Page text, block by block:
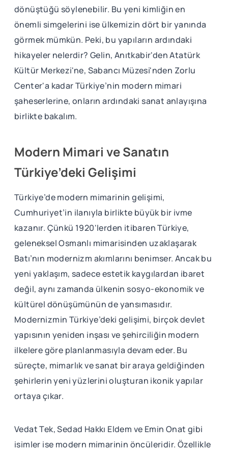
dönüştüğü söylenebilir. Bu yeni kimliğin en
önemli simgelerini ise ülkemizin dört bir yanında
görmek mümkün. Peki, bu yapıların ardındaki
hikayeler nelerdir? Gelin, Anıtkabir'den Atatürk
Kültür Merkezi'ne, Sabancı Müzesi'nden Zorlu
Center'a kadar Türkiye’nin modern mimari
şaheserlerine, onların ardındaki sanat anlayışına
birlikte bakalım.
Modern Mimari ve Sanatın
Türkiye’deki Gelişimi
Türkiye’de modern mimarinin gelişimi,
Cumhuriyet’in ilanıyla birlikte büyük bir ivme
kazanır. Çünkü 1920'lerden itibaren Türkiye,
geleneksel Osmanlı mimarisinden uzaklaşarak
Batı’nın modernizm akımlarını benimser. Ancak bu
yeni yaklaşım, sadece estetik kaygılardan ibaret
değil, aynı zamanda ülkenin sosyo-ekonomik ve
kültürel dönüşümünün de yansımasıdır.
Modernizmin Türkiye’deki gelişimi, birçok devlet
yapısının yeniden inşası ve şehirciliğin modern
ilkelere göre planlanmasıyla devam eder. Bu
süreçte, mimarlık ve sanat bir araya geldiğinden
şehirlerin yeni yüzlerini oluşturan ikonik yapılar
ortaya çıkar.
Vedat Tek, Sedad Hakkı Eldem ve Emin Onat gibi
isimler ise modern mimarinin öncüleridir. Özellikle